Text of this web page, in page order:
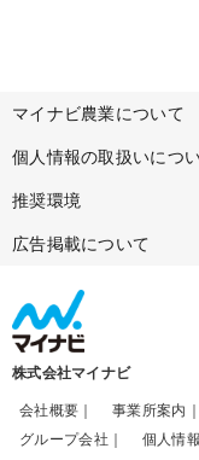
マイナビ農業について
個人情報の取扱いにつ
推奨環境
広告掲載について
株式会社マイナビ
会社概要 事業所案内
グループ会社
個人情